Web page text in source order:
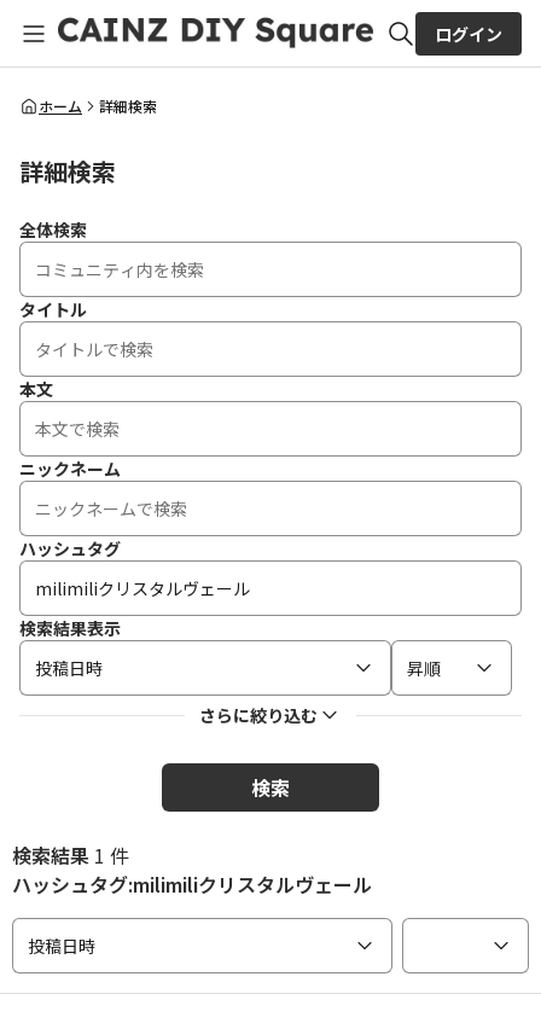
全体検索
ログイン
ホーム 詳細検索
詳細検索
全体検索
タイトル
本文
ニックネーム
ハッシュタグ
検索結果表示
投稿日時
昇順
さらに絞り込む
検索
検索結果 1 件
ハッシュタグ:milimiliクリスタルヴェール
投稿日時